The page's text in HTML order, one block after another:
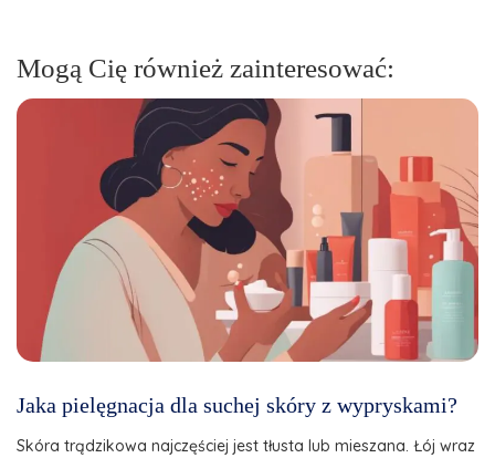
Mogą Cię również zainteresować:
Jaka pielęgnacja dla suchej skóry z wypryskami?
Skóra trądzikowa najczęściej jest tłusta lub mieszana. Łój wraz